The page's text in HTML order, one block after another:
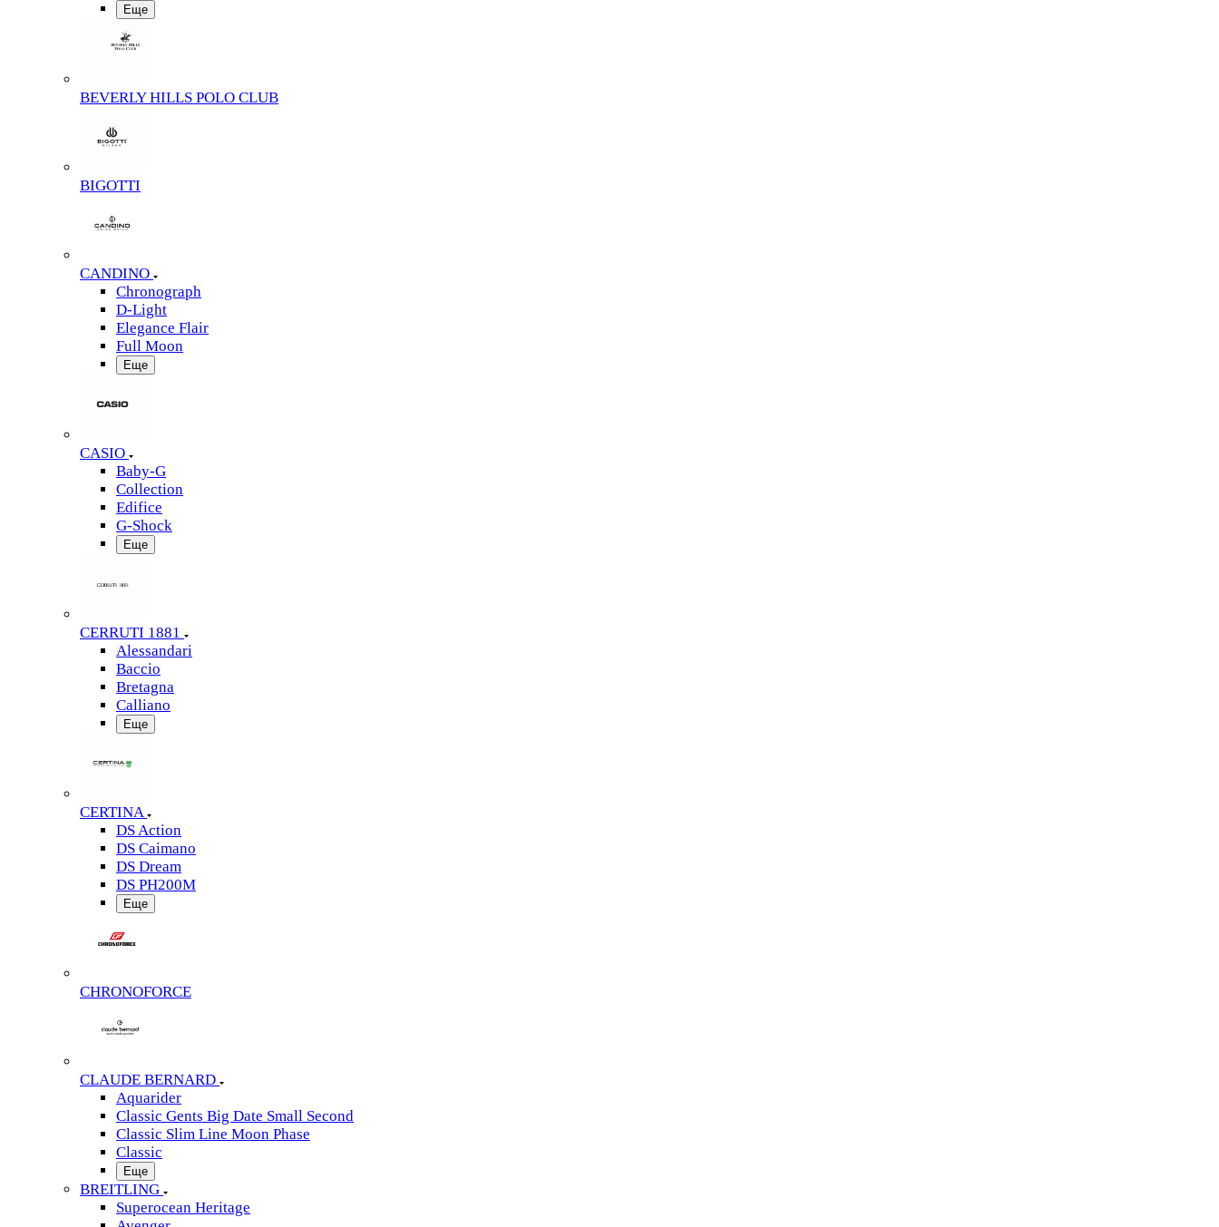
Еще
BEVERLY HILLS POLO CLUB
BIGOTTI
CANDINO
Chronograph
D-Light
Elegance Flair
Full Moon
Еще
CASIO
Baby-G
Collection
Edifice
G-Shock
Еще
CERRUTI 1881
Alessandari
Baccio
Bretagna
Calliano
Еще
CERTINA
DS Action
DS Caimano
DS Dream
DS PH200M
Еще
CHRONOFORCE
CLAUDE BERNARD
Aquarider
Classic Gents Big Date Small Second
Classic Slim Line Moon Phase
Classic
Еще
BREITLING
Superocean Heritage